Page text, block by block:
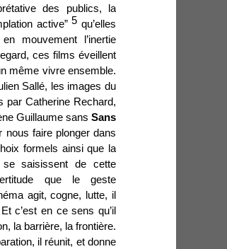
des publics, la
active”5 qu’elles
mouvement l’inertie
ces films éveillent
même vivre ensemble.
Sallé, les images du
par Catherine Rechard,
Guillaume sans Sans
faire plonger dans
formels ainsi que la
se saisissent de cette
que le geste
agit, cogne, lutte, il
c’est en ce sens qu’il
la barrière, la frontière.
il réunit, et donne